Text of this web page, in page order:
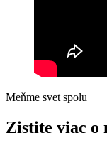
Meňme svet spolu
Zistite viac o